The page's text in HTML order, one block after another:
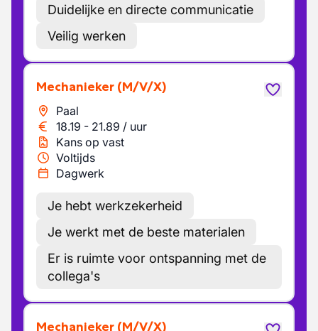
Duidelijke en directe communicatie
Veilig werken
Mechanieker (M/V/X)
Paal
18.19 - 21.89 / uur
Kans op vast
Voltijds
Dagwerk
Je hebt werkzekerheid
Je werkt met de beste materialen
Er is ruimte voor ontspanning met de
collega's
Mechanieker (M/V/X)